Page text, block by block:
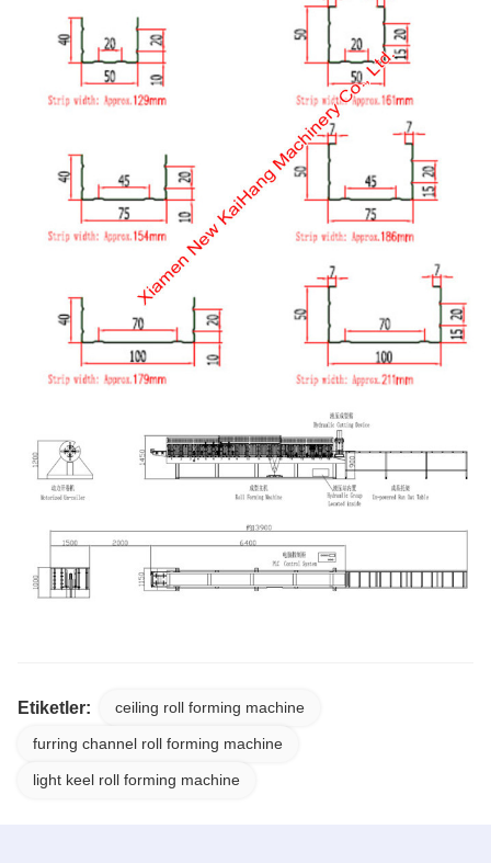
Etiketler: ceiling roll forming machine
furring channel roll forming machine
light keel roll forming machine